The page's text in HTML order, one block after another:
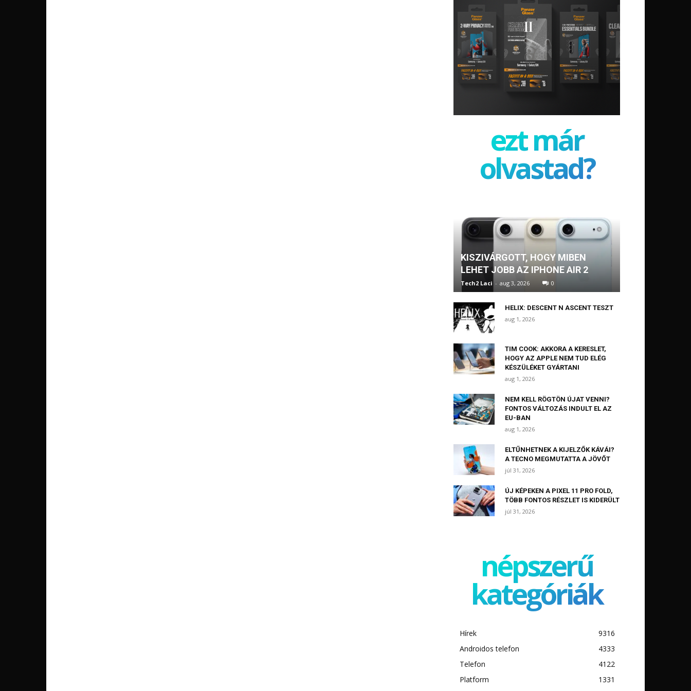
ezt már
olvastad?
KISZIVÁRGOTT, HOGY MIBEN
LEHET JOBB AZ IPHONE AIR 2
Tech2 Laci - aug 3, 2026 0
HELIX: DESCENT N ASCENT TESZT
aug 1, 2026
TIM COOK: AKKORA A KERESLET,
HOGY AZ APPLE NEM TUD ELÉG
KÉSZÜLÉKET GYÁRTANI
aug 1, 2026
NEM KELL RÖGTÖN ÚJAT VENNI?
FONTOS VÁLTOZÁS INDULT EL AZ
EU-BAN
aug 1, 2026
ELTŰNHETNEK A KIJELZŐK KÁVÁI?
A TECNO MEGMUTATTA A JÖVŐT
júl 31, 2026
ÚJ KÉPEKEN A PIXEL 11 PRO FOLD,
TÖBB FONTOS RÉSZLET IS KIDERÜLT
júl 31, 2026
népszerű
kategóriák
Hírek
9316
Androidos telefon
4333
Telefon
4122
Platform
1331